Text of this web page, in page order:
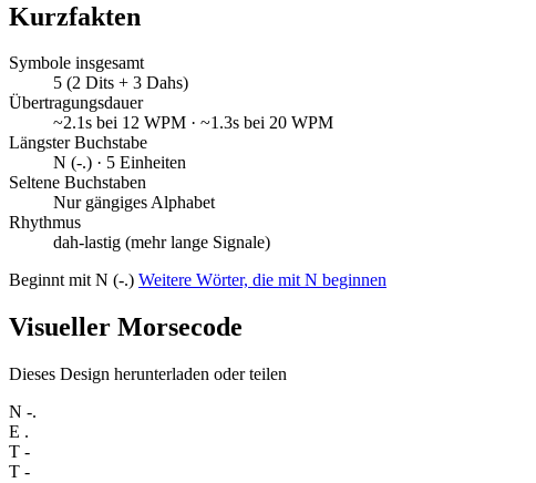
Kurzfakten
Symbole insgesamt
5 (2 Dits + 3 Dahs)
Übertragungsdauer
~2.1s bei 12 WPM · ~1.3s bei 20 WPM
Längster Buchstabe
N (-.) · 5 Einheiten
Seltene Buchstaben
Nur gängiges Alphabet
Rhythmus
dah-lastig (mehr lange Signale)
Beginnt mit N (-.) Weitere Wörter, die mit N beginnen
Visueller Morsecode
Dieses Design herunterladen oder teilen
N -.
E .
T -
T -